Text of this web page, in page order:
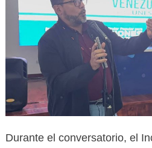
Durante el conversatorio, el